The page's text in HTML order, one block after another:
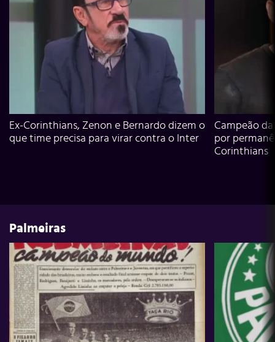
Ex-Corinthians, Zenon e Bernardo dizem o
que time precisa para virar contra o Inter
Campeão
por
Corinthians
Palmeiras